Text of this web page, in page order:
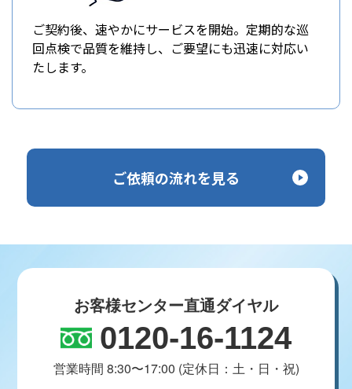
ご契約後、速やかにサービスを開始。定期的な巡
回点検で品質を維持し、ご要望にも迅速に対応い
たします。
ご依頼の流れを見る
お客様センター直通ダイヤル
0120-16-1124
営業時間 8:30〜17:00 (定休日：土・日・祝)